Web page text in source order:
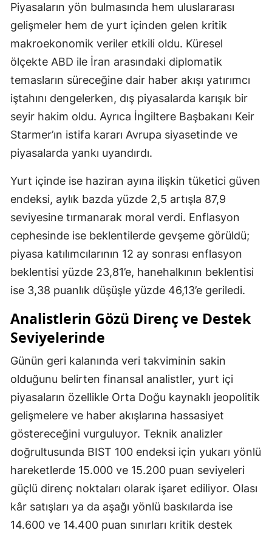
Piyasaların yön bulmasında hem uluslararası
gelişmeler hem de yurt içinden gelen kritik
makroekonomik veriler etkili oldu. Küresel
ölçekte ABD ile İran arasındaki diplomatik
temasların süreceğine dair haber akışı yatırımcı
iştahını dengelerken, dış piyasalarda karışık bir
seyir hakim oldu. Ayrıca İngiltere Başbakanı Keir
Starmer’ın istifa kararı Avrupa siyasetinde ve
piyasalarda yankı uyandırdı.
Yurt içinde ise haziran ayına ilişkin tüketici güven
endeksi, aylık bazda yüzde 2,5 artışla 87,9
seviyesine tırmanarak moral verdi. Enflasyon
cephesinde ise beklentilerde gevşeme görüldü;
piyasa katılımcılarının 12 ay sonrası enflasyon
beklentisi yüzde 23,81’e, hanehalkının beklentisi
ise 3,38 puanlık düşüşle yüzde 46,13’e geriledi.
Analistlerin Gözü Direnç ve Destek
Seviyelerinde
Günün geri kalanında veri takviminin sakin
olduğunu belirten finansal analistler, yurt içi
piyasaların özellikle Orta Doğu kaynaklı jeopolitik
gelişmelere ve haber akışlarına hassasiyet
göstereceğini vurguluyor. Teknik analizler
doğrultusunda BIST 100 endeksi için yukarı yönlü
hareketlerde 15.000 ve 15.200 puan seviyeleri
güçlü direnç noktaları olarak işaret ediliyor. Olası
kâr satışları ya da aşağı yönlü baskılarda ise
14.600 ve 14.400 puan sınırları kritik destek